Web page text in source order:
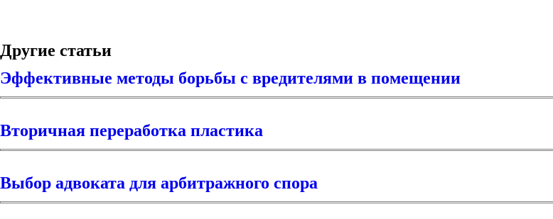
Другие статьи
Эффективные методы борьбы с вредителями в помещении
Вторичная переработка пластика
Выбор адвоката для арбитражного спора